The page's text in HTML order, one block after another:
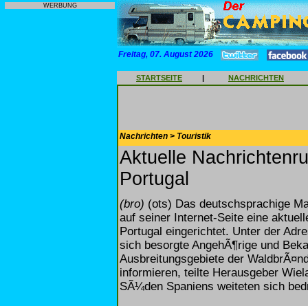
WERBUNG
Freitag, 07. August 2026
STARTSEITE | NACHRICHTEN
Nachrichten > Touristik
Aktuelle
Portugal
(bro) (ots) Das deutschsprachige
auf seiner Internet-Seite eine
Portugal eingerichtet. Unter der
sich besorgte AngehÃ¶rige und
Ausbreitungsgebiete der
informieren, teilte Herausgeber
SÃ¼den Spaniens weiteten sich